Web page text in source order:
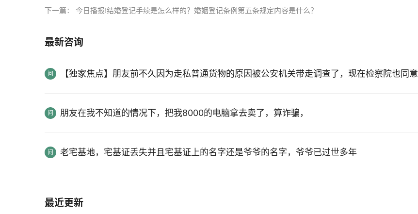
下一篇： 今日播报!结婚登记手续是怎么样的？婚姻登记条例第五条规定内容是什么？
最新咨询
【独家焦点】朋友前不久因为走私普通货物的原因被公安机关带走调查了，现在检察院也同意
朋友在我不知道的情况下，把我8000的电脑拿去卖了，算诈骗，
老宅基地，宅基证丢失并且宅基证上的名字还是爷爷的名字，爷爷已过世多年
最近更新